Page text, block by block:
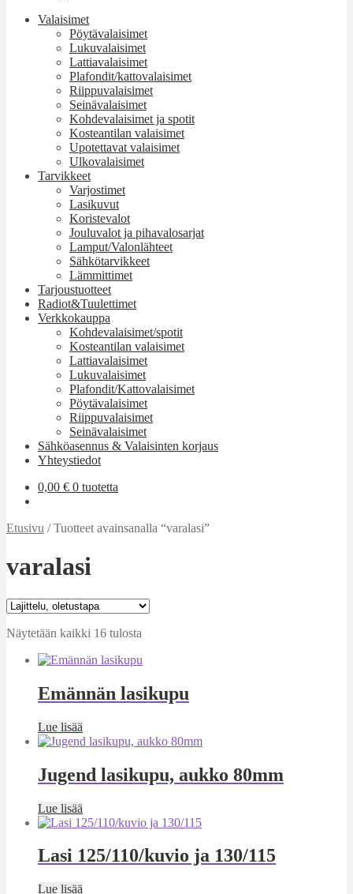
Valaisimet
Pöytävalaisimet
Lukuvalaisimet
Lattiavalaisimet
Plafondit/kattovalaisimet
Riippuvalaisimet
Seinävalaisimet
Kohdevalaisimet ja spotit
Kosteantilan valaisimet
Upotettavat valaisimet
Ulkovalaisimet
Tarvikkeet
Varjostimet
Lasikuvut
Koristevalot
Jouluvalot ja pihavalosarjat
Lamput/Valonlähteet
Sähkötarvikkeet
Lämmittimet
Tarjoustuotteet
Radiot&Tuulettimet
Verkkokauppa
Kohdevalaisimet/spotit
Kosteantilan valaisimet
Lattiavalaisimet
Lukuvalaisimet
Plafondit/Kattovalaisimet
Pöytävalaisimet
Riippuvalaisimet
Seinävalaisimet
Sähköasennus & Valaisinten korjaus
Yhteystiedot
0,00 € 0 tuotetta
Etusivu /Tuotteet avainsanalla “varalasi”
varalasi
Näytetään kaikki 16 tulosta
Emännän lasikupu
Lue lisää
Jugend lasikupu, aukko 80mm
Lue lisää
Lasi 125/110/kuvio ja 130/115
Lue lisää